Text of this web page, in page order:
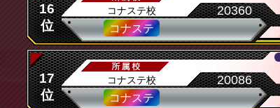
16
位
コナステ校
コナステ
20360
17
位
コナステ校
コナステ
20086